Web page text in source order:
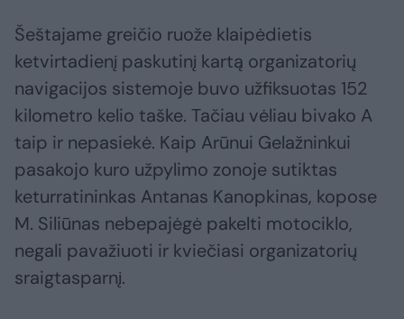
Šeštajame greičio ruože klaipėdietis
ketvirtadienį paskutinį kartą organizatorių
navigacijos sistemoje buvo užfiksuotas 152
kilometro kelio taške. Tačiau vėliau bivako A
taip ir nepasiekė. Kaip Arūnui Gelažninkui
pasakojo kuro užpylimo zonoje sutiktas
keturratininkas Antanas Kanopkinas, kopose
M. Siliūnas nebepajėgė pakelti motociklo,
negali pavažiuoti ir kviečiasi organizatorių
sraigtasparnį.